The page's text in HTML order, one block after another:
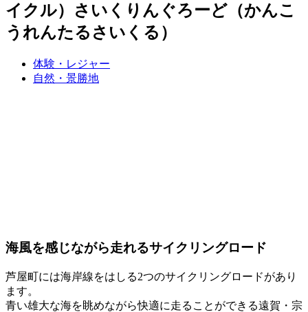
イクル）
さいくりんぐろーど（かんこ
うれんたるさいくる）
体験・レジャー
自然・景勝地
海風を感じながら走れるサイクリングロード
芦屋町には海岸線をはしる2つのサイクリングロードがあり
ます。
青い雄大な海を眺めながら快適に走ることができる遠賀・宗